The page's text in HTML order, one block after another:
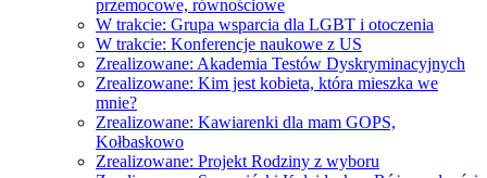
przemocowe, równościowe
W trakcie: Grupa wsparcia dla LGBT i otoczenia
W trakcie: Konferencje naukowe z US
Zrealizowane: Akademia Testów Dyskryminacyjnych
Zrealizowane: Kim jest kobieta, która mieszka we
mnie?
Zrealizowane: Kawiarenki dla mam GOPS,
Kołbaskowo
Zrealizowane: Projekt Rodziny z wyboru